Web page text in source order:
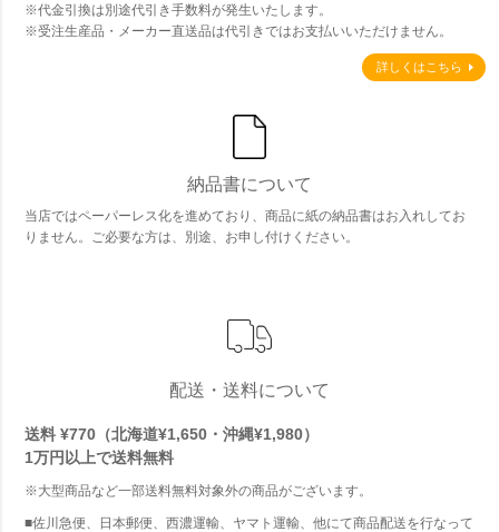
※代金引換は別途代引き手数料が発生いたします。
※受注生産品・メーカー直送品は代引きではお支払いいただけません。
詳しくはこちら
納品書について
当店ではペーパーレス化を進めており、商品に紙の納品書はお入れしてお
りません。ご必要な方は、別途、お申し付けください。
配送・送料について
送料 ¥770（北海道¥1,650・沖縄¥1,980）
1万円以上で送料無料
※大型商品など一部送料無料対象外の商品がございます。
■佐川急便、日本郵便、西濃運輸、ヤマト運輸、他にて商品配送を行なって